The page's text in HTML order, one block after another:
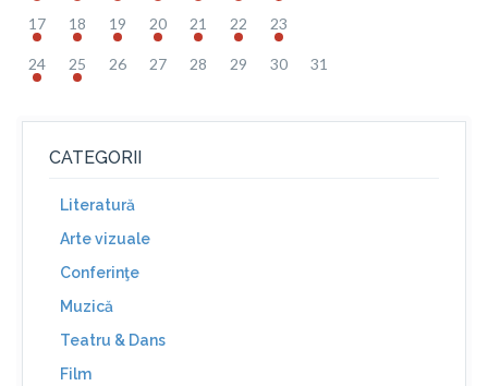
17 18 19 20 21 22 23
24 25 26 27 28 29 30 31
CATEGORII
Literatură
Arte vizuale
Conferinţe
Muzică
Teatru & Dans
Film